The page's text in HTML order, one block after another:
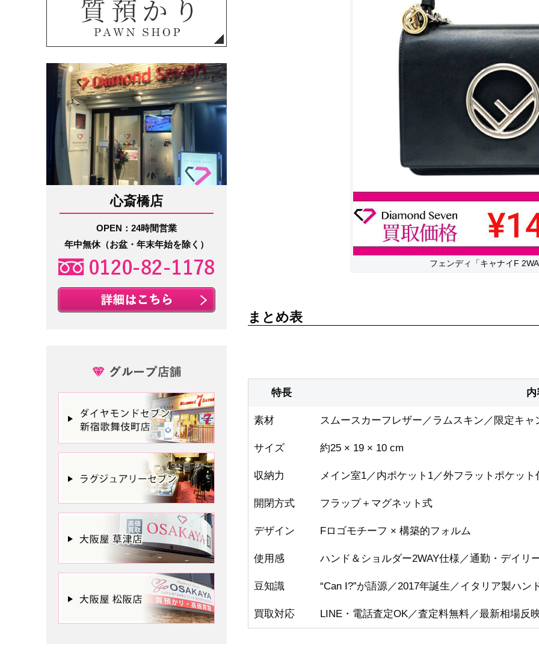
フェンディ「キャナイF
まとめ表
特長 内
素材 スムースカーフレザー／ラムスキン／限定キャ
サイズ 約25 × 19 × 10 cm
収納力 メイン室1／内ポケット1／外フラットポケッ
開閉方式 フラップ＋マグネット式
デザイン Fロゴモチーフ × 構築的フォルム
使用感 ハンド＆ショルダー2WAY仕様／通勤・デイリ
豆知識 “Can I?”が語源／2017年誕生／イタリア製ハン
買取対応 LINE・電話査定OK／査定料無料／最新相場反
心斎橋店
OPEN：24時間営業
年中無休（お盆・年末年始を除く）